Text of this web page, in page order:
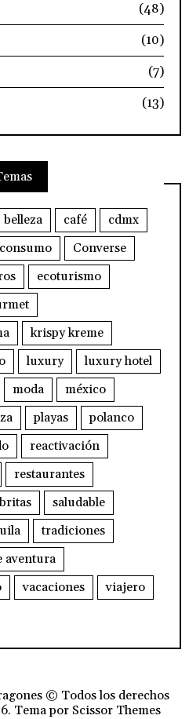
(48)
(10)
(7)
(13)
belleza café
cdmx
consumo
Converse
ecoturismo
krispy kreme
luxury
luxury hotel
moda
méxico
playas
polanco
reactivación
restaurantes
saludable
tradiciones
aventura
vacaciones
viajero
© Todos los derechos
Tema por Scissor Themes